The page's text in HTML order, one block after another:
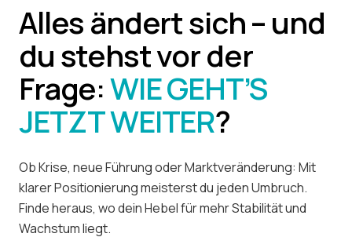
Alles ändert sich – und
du stehst vor der
Frage:WIE GEHT’S
JETZT WEITER?
Ob Krise, neue Führung oder Marktveränderung: Mit
klarer Positionierung meisterst du jeden Umbruch.
Finde heraus, wo dein Hebel für mehr Stabilität und
Wachstum liegt.